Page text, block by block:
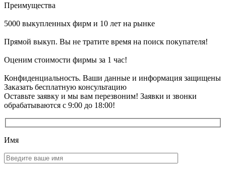
Преимущества
5000 выкупленных фирм и 10 лет на рынке
Прямой выкуп. Вы не тратите время на поиск покупателя!
Оценим стоимости фирмы за 1 час!
Конфиденциальность. Ваши данные и информация защищены
Заказать бесплатную консультацию
Оставьте заявку и мы вам перезвоним! Заявки и звонки
обрабатываются с 9:00 до 18:00!
Имя